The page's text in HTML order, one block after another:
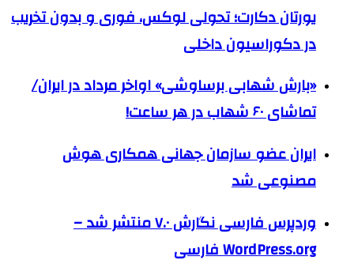
یورتان دکارت؛ تحولی لوکس، فوری و بدون تخریب
در دکوراسیون داخلی
«بارش شهابی برساوشی» اواخر مرداد در ایران/
تماشای ۶۰ شهاب در هر ساعت!
ایران عضو سازمان جهانی همکاری هوش
مصنوعی شد
وردپرس فارسی نگارش ۷.۰ منتشر شد –
WordPress.org فارسی